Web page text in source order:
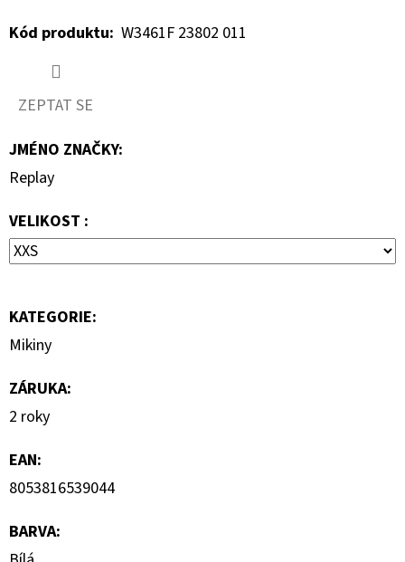
Kód produktu: W3461F 23802 011
ZEPTAT SE
JMÉNO ZNAČKY:
Replay
VELIKOST :
KATEGORIE:
Mikiny
ZÁRUKA:
2 roky
EAN:
8053816539044
BARVA:
M
MUSTANG
Kč